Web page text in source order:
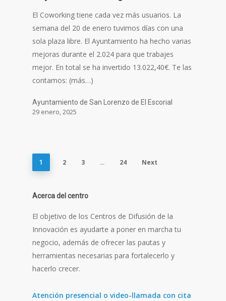
El Coworking tiene cada vez más usuarios. La
semana del 20 de enero tuvimos días con una
sola plaza libre. El Ayuntamiento ha hecho varias
mejoras durante el 2.024 para que trabajes
mejor. En total se ha invertido 13.022,40€. Te las
contamos: (más…)
Ayuntamiento de San Lorenzo de El Escorial
29 enero, 2025
1 2 3 … 24 Next
Acerca del centro
El objetivo de los Centros de Difusión de la
Innovación es ayudarte a poner en marcha tu
negocio, además de ofrecer las pautas y
herramientas necesarias para fortalecerlo y
hacerlo crecer.
Atención presencial o video-llamada con cita